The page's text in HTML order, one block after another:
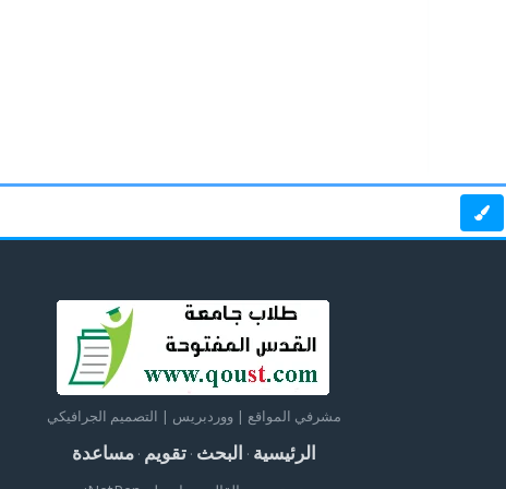
مشرفي المواقع | ووردبريس | التصميم الجرافيكي
الرئيسية · البحث ·تقويم ·مساعدة